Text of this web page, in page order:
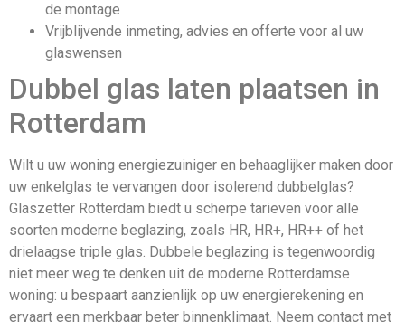
de montage
Vrijblijvende inmeting, advies en offerte voor al uw
glaswensen
Dubbel glas laten plaatsen in
Rotterdam
Wilt u uw woning energiezuiniger en behaaglijker maken door
uw enkelglas te vervangen door isolerend dubbelglas?
Glaszetter Rotterdam biedt u scherpe tarieven voor alle
soorten moderne beglazing, zoals HR, HR+, HR++ of het
drielaagse triple glas. Dubbele beglazing is tegenwoordig
niet meer weg te denken uit de moderne Rotterdamse
woning: u bespaart aanzienlijk op uw energierekening en
ervaart een merkbaar beter binnenklimaat. Neem contact met